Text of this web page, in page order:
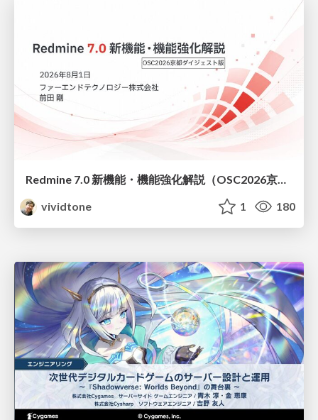
Redmine 7.0 新機能・機能強化解説（OSC2026京都ダイジェスト版）
vividtone
1 180